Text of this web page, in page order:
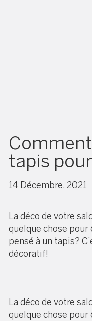
tapis
14 Décembre, 2021
La déco de votre
quelque chose
pensé à un tapis?
décoratif!
La déco de votre
quelque chose